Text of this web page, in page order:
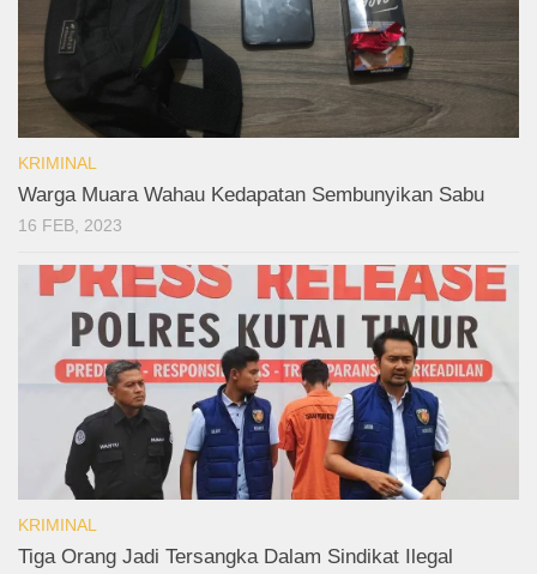
KRIMINAL
Warga Muara Wahau Kedapatan Sembunyikan Sabu
16 FEB, 2023
KRIMINAL
Tiga Orang Jadi Tersangka Dalam Sindikat Ilegal